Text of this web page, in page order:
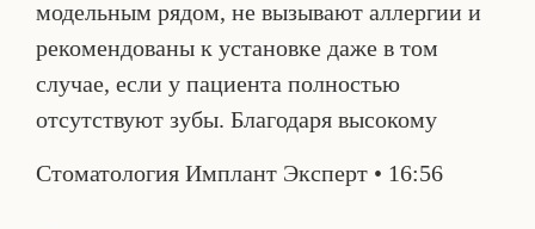
модельным рядом, не вызывают аллергии и
рекомендованы к установке даже в том
случае, если у пациента полностью
отсутствуют зубы. Благодаря высокому
Стоматология Имплант Эксперт 16:56